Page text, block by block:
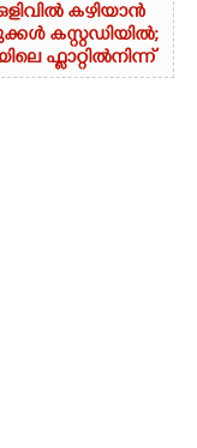
കഴിയാൻ
കസ്റ്റഡിയിൽ;
ഫ്ലാറ്റിൽനിന്ന്